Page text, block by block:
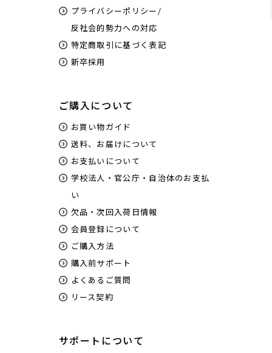
プライバシーポリシー/
反社会的勢力への対応
特定商取引に基づく表記
新卒採用
ご購入について
お買い物ガイド
送料、お届けについて
お支払いについて
学校法人・官公庁・自治体のお支払
い
欠品・次回入荷日情報
会員登録について
ご購入方法
購入前サポート
よくあるご質問
リース契約
サポートについて